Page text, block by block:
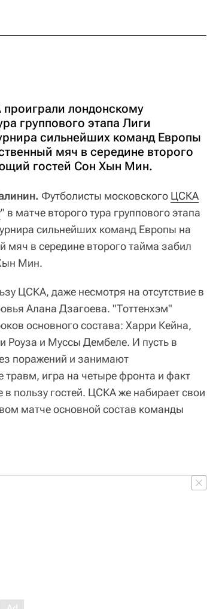
лондонскому
группового этапа Лиги
сильнейших команд Европы
мяч в середине второго
гостей Сон Хын Мин.
Футболисты московского ЦСКА
" в матче второго тура группового этапа
сильнейших команд Европы на
мяч в середине второго тайма забил
Мин.
ЦСКА, даже несмотря на отсутствие в
Алана Дзагоева. "Тоттенхэм"
основного состава: Харри Кейна,
Роуза и Муссы Дембеле. И пусть в
поражений и занимают
травм, игра на четыре фронта и факт
в пользу гостей. ЦСКА же набирает свои
матче основной состав команды